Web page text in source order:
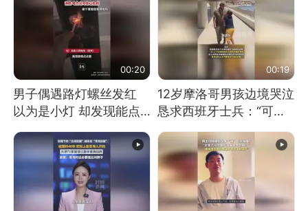
00:20
男子偶遇路灯螺丝发红
以为是小灯 却发现能点
燃香烟 当事人：已报警
处理
00:19
12岁摩洛哥男孩边境哭泣
恳求西班牙士兵：“可不
可以不要把我遣返回国”